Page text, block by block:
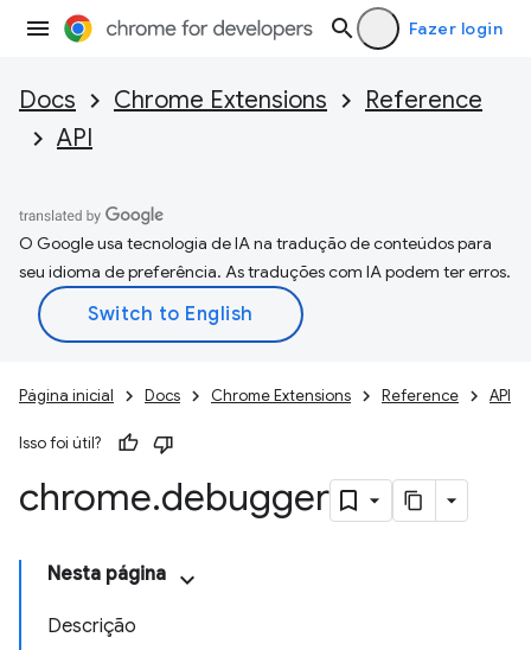
Fazer login
Docs Chrome Extensions
Reference
API
O Google usa tecnologia de IA na tradução de conteúdos para
seu idioma de preferência. As traduções com IA podem ter erros.
Página inicial Docs Chrome Extensions Reference API
Isso foi útil?
chrome.debugger
Nesta página
Descrição